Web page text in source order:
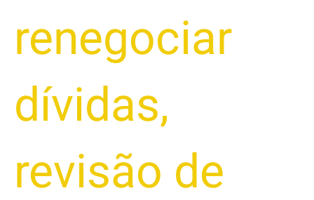
renegociar
dívidas,
revisão de